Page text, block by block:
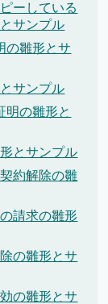
ーしている
サンプル
の雛形とサ
サンプル
明の雛形と
とサンプル
約解除の雛
請求の雛形
の雛形とサ
の雛形とサ